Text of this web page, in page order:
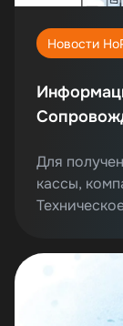
Новости
Для
кассы,